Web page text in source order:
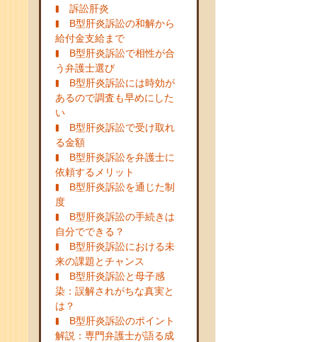
訴訟肝炎
B型肝炎訴訟の和解から
給付金支給まで
B型肝炎訴訟で相性が合
う弁護士選び
B型肝炎訴訟には時効が
あるので調査も早めにした
い
B型肝炎訴訟で受け取れ
る金額
B型肝炎訴訟を弁護士に
依頼するメリット
B型肝炎訴訟を通じた制
度
B型肝炎訴訟の手続きは
自分でできる？
B型肝炎訴訟における未
来の課題とチャンス
B型肝炎訴訟と母子感
染：誤解されがちな真実と
は？
B型肝炎訴訟のポイント
解説：専門弁護士が語る成